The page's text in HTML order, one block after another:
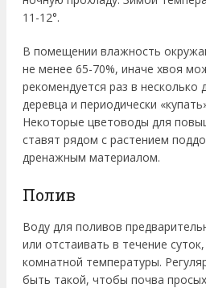
11-12°.
В помещении влажность
не менее 65-70%, иначе хвоя
рекомендуется раз в несколько
деревца и периодически
Некоторые цветоводы для
ставят рядом с растением
дренажным материалом.
Полив
Воду для поливов
или отстаивать в течение
комнатной температуры.
быть такой, чтобы почва